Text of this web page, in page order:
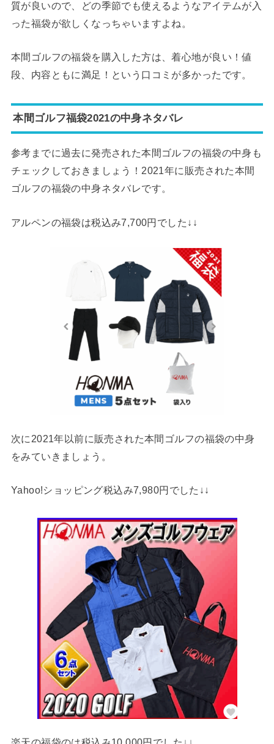
質が良いので、どの季節でも使えるようなアイテムが入
った福袋が欲しくなっちゃいますよね。
本間ゴルフの福袋を購入した方は、着心地が良い！値
段、内容ともに満足！という口コミが多かったです。
本間ゴルフ福袋2021の中身ネタバレ
参考までに過去に発売された本間ゴルフの福袋の中身も
チェックしておきましょう！2021年に販売された本間
ゴルフの福袋の中身ネタバレです。
アルペンの福袋は税込み7,700円でした↓↓
次に2021年以前に販売された本間ゴルフの福袋の中身
をみていきましょう。
Yahoo!ショッピング税込み7,980円でした↓↓